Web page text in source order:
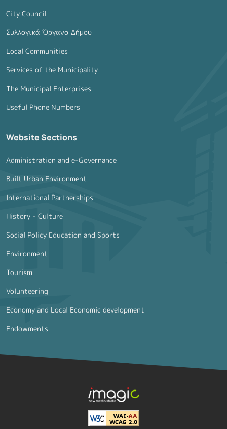
City Council
Συλλογικά Όργανα Δήμου
Local Communities
Services of the Municipality
The Municipal Enterprises
Useful Phone Numbers
Website Sections
Administration and e-Governance
Built Urban Environment
International Partnerships
History - Culture
Social Policy Education and Sports
Environment
Tourism
Volunteering
Economy and Local Economic development
Endowments